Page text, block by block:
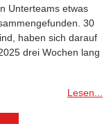
Unterteams etwas
30
haben sich darauf
drei Wochen lang
Lesen...